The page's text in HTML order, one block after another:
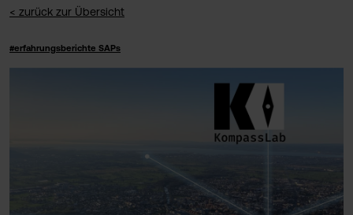
< zurück zur Übersicht
#erfahrungsberichte SAPs